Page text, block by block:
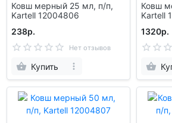
Ковш мерный 25 мл, п/п,
Kartell 12004806
238р.
Нет отзывов
Купить
Ковш
Kartell
1320р.